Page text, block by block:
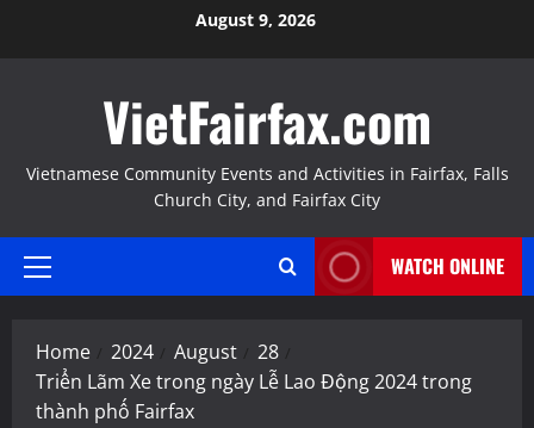
August 9, 2026
VietFairfax.com
Vietnamese Community Events and Activities in Fairfax, Falls
Church City, and Fairfax City
Primary
WATCH ONLINE
Home 2024 August
28
Triển Lãm Xe trong ngày Lễ Lao Động 2024 trong
thành phố Fairfax